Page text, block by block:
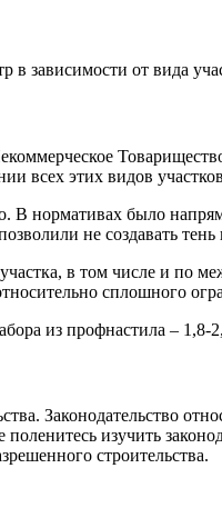
в зависимости от вида
всех этих видов
В нормативах было
не создавать тень
в том числе и по
сплошного
из профнастила – 1,8-
Законодательство
изучить
строительства.